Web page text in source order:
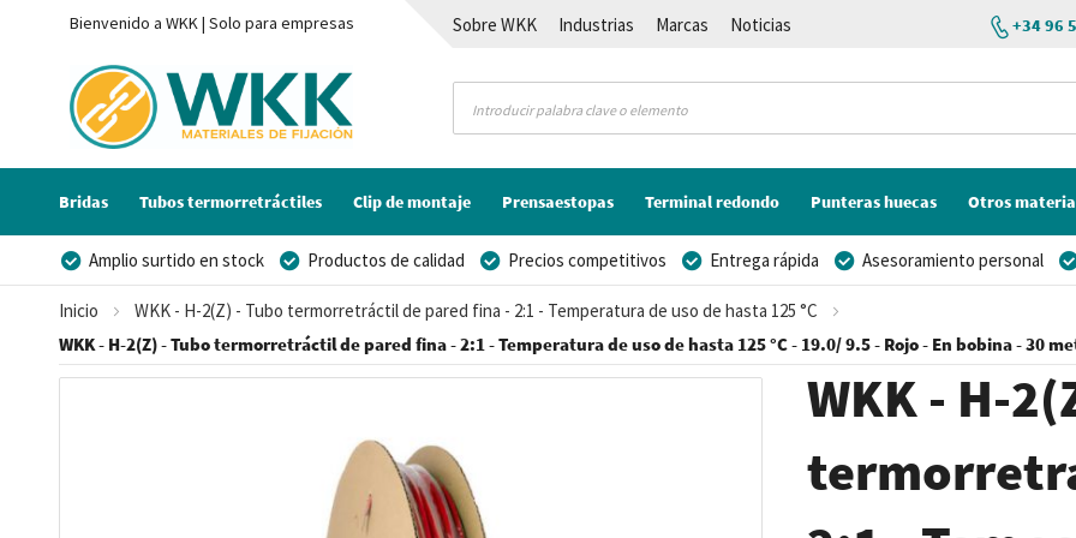
Bienvenido a WKK | Solo para empresas Sobre WKK Industrias Marcas
Noticias
+34 96
Bridas Tubos termorretráctiles Clip de montaje Prensaestopas Terminal redondo Punteras huecas Otros
Amplio surtido en stock Productos de calidad Precios competitivos Entrega rápida
Asesoramiento personal
Posibilidad de crear marca privada
Inicio
WKK - H-2(Z) - Tubo termorretráctil de pared fina - 2:1 - Temperatura de uso de hasta 125 °C
WKK - H-2(Z) - Tubo termorretráctil de pared fina - 2:1 - Temperatura de uso de hasta 125 °C - 19.0/ 9.5 - Rojo - En bobina - 30
WKK - H-